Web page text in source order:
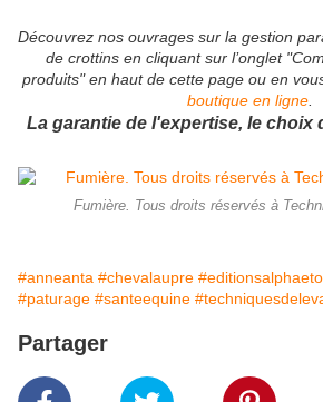
Découvrez nos ouvrages sur la gestion
de crottins en cliquant sur l’onglet
produits" en haut de cette page ou en
boutique en ligne.
La garantie de l'expertise, le choix
Fumière. Tous droits réservés à
#anneanta #chevalaupre
#paturage #santeequine
Partager